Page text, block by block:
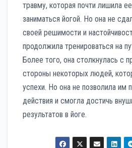
травму, которая почти лишила
заниматься йогой. Но она не
своей решимости и
продолжила тренироваться на
Более того, она столкнулась с
стороны некоторых людей,
успехи. Но она не позволила им
действия и смогла достичь
результатов в йоге.